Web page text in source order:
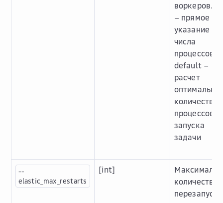
воркеров.
– прямое
указание
числа
процессов,
default –
расчет
количества
процессов
запуска
задачи
--
elastic_max_restarts
[int]
количество